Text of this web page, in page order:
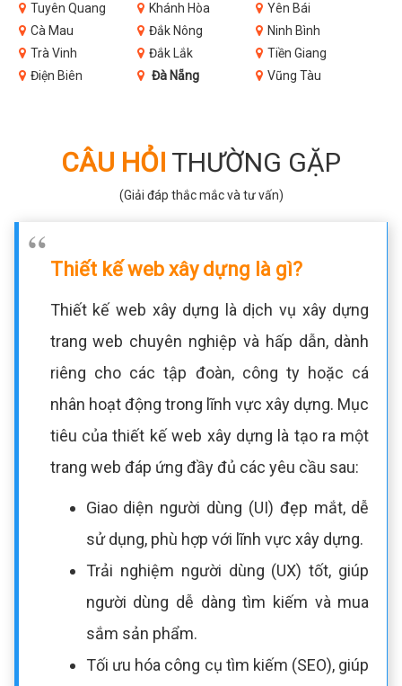
Tuyên Quang
Khánh Hòa
Yên Bái
Cà Mau
Đắk Nông
Ninh Bình
Trà Vinh
Đắk Lắk
Tiền Giang
Điện Biên
Đà Nẵng Vũng Tàu
CÂU HỎI THƯỜNG GẶP
(Giải đáp thắc mắc và tư vấn)
Thiết kế web xây dựng là gì?
Thiết kế web xây dựng là dịch vụ xây dựng
trang web chuyên nghiệp và hấp dẫn, dành
riêng cho các tập đoàn, công ty hoặc cá
nhân hoạt động trong lĩnh vực xây dựng. Mục
tiêu của thiết kế web xây dựng là tạo ra một
trang web đáp ứng đầy đủ các yêu cầu sau:
Giao diện người dùng (UI) đẹp mắt, dễ
sử dụng, phù hợp với lĩnh vực xây dựng.
Trải nghiệm người dùng (UX) tốt, giúp
người dùng dễ dàng tìm kiếm và mua
sắm sản phẩm.
Tối ưu hóa công cụ tìm kiếm (SEO), giúp